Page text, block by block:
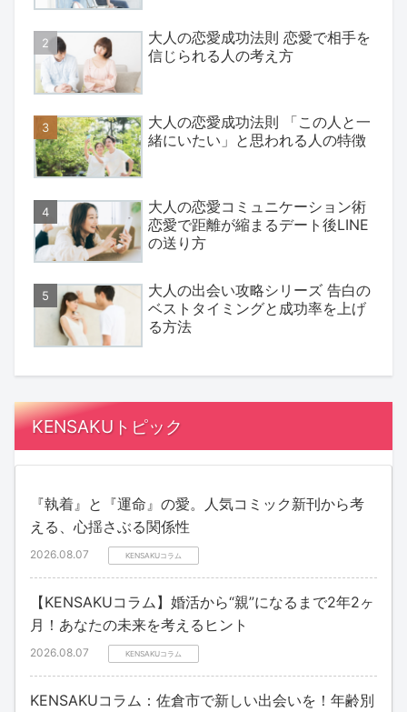
大人の恋愛成功法則 恋愛で相手を
信じられる人の考え方
大人の恋愛成功法則 「この人と一
緒にいたい」と思われる人の特徴
大人の恋愛コミュニケーション術
恋愛で距離が縮まるデート後LINE
の送り方
大人の出会い攻略シリーズ 告白の
ベストタイミングと成功率を上げ
る方法
KENSAKUトピック
『執着』と『運命』の愛。人気コミック新刊から考
える、心揺さぶる関係性
2026.08.07 KENSAKUコラム
【KENSAKUコラム】婚活から“親”になるまで2年2ヶ
月！あなたの未来を考えるヒント
2026.08.07 KENSAKUコラム
KENSAKUコラム：佐倉市で新しい出会いを！年齢別